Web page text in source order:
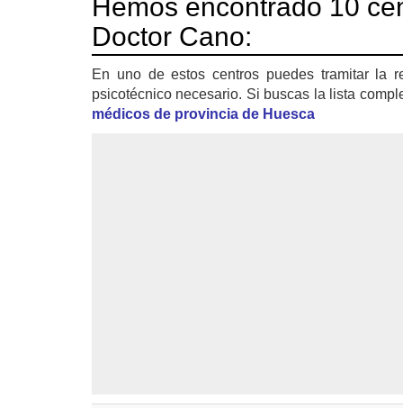
Hemos encontrado 10
Doctor Cano:
En uno de estos centros puedes tramitar la
psicotécnico necesario. Si buscas la lista
médicos de provincia de Huesca